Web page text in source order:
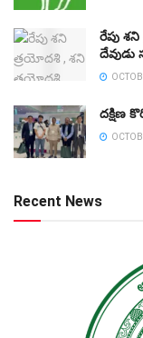
రేపు
దేవుడు
దక్షిణ
Recent News